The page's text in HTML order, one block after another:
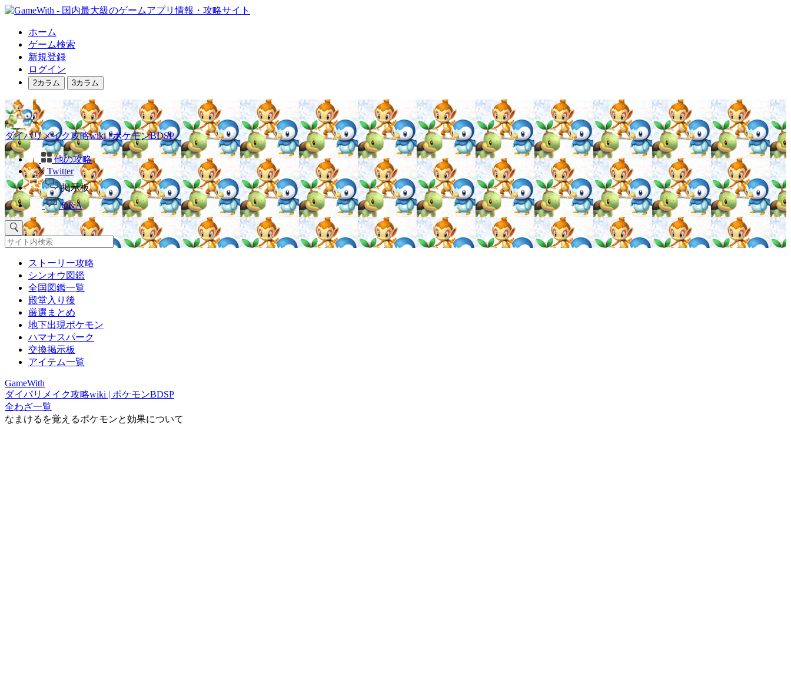
ホーム
ゲーム検索
新規登録
ログイン
2カラム 3カラム
ダイパリメイク攻略wiki | ポケモンBDSP
他の攻略
Twitter
掲示板
Q&A
ストーリー攻略
シンオウ図鑑
全国図鑑一覧
殿堂入り後
厳選まとめ
地下出現ポケモン
ハマナスパーク
交換掲示板
アイテム一覧
GameWith
ダイパリメイク攻略wiki | ポケモンBDSP
全わざ一覧
なまけるを覚えるポケモンと効果について